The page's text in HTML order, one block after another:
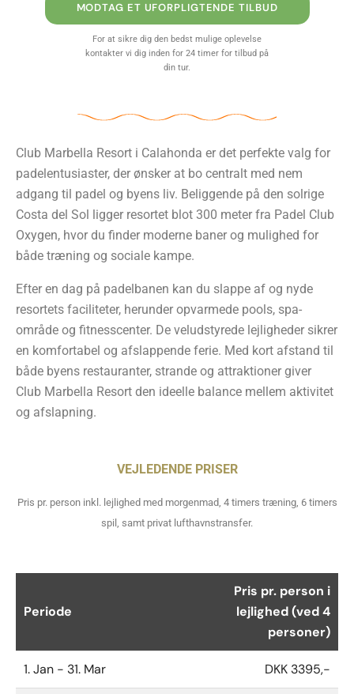
MODTAG ET UFORPLIGTENDE TILBUD
For at sikre dig den bedst mulige oplevelse
kontakter vi dig inden for 24 timer for tilbud på
din tur.
Club Marbella Resort i Calahonda er det perfekte valg for
padelentusiaster, der ønsker at bo centralt med nem
adgang til padel og byens liv. Beliggende på den solrige
Costa del Sol ligger resortet blot 300 meter fra Padel Club
Oxygen, hvor du finder moderne baner og mulighed for
både træning og sociale kampe.
Efter en dag på padelbanen kan du slappe af og nyde
resortets faciliteter, herunder opvarmede pools, spa-
område og fitnesscenter. De veludstyrede lejligheder sikrer
en komfortabel og afslappende ferie. Med kort afstand til
både byens restauranter, strande og attraktioner giver
Club Marbella Resort den ideelle balance mellem aktivitet
og afslapning.
VEJLEDENDE PRISER
Pris pr. person inkl. lejlighed med morgenmad, 4 timers træning, 6 timers
spil, samt privat lufthavnstransfer.
Periode
Pris pr. person i
lejlighed (ved 4
personer)
1. Jan - 31. Mar DKK 3395,-